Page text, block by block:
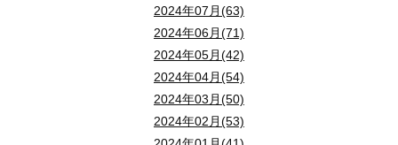
2024年07月(63)
2024年06月(71)
2024年05月(42)
2024年04月(54)
2024年03月(50)
2024年02月(53)